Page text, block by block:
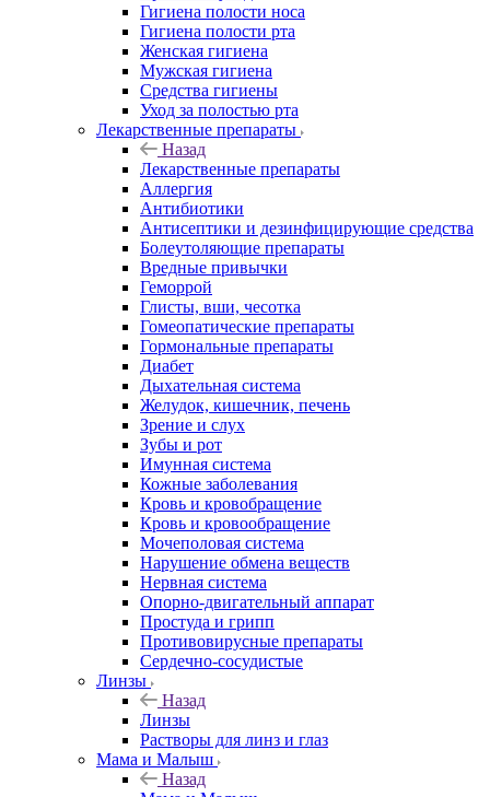
Гигиена полости носа
Гигиена полости рта
Женская гигиена
Мужская гигиена
Средства гигиены
Уход за полостью рта
Лекарственные препараты
Назад
Лекарственные препараты
Аллергия
Антибиотики
Антисептики и дезинфицирующие средства
Болеутоляющие препараты
Вредные привычки
Геморрой
Глисты, вши, чесотка
Гомеопатические препараты
Гормональные препараты
Диабет
Дыхательная система
Желудок, кишечник, печень
Зрение и слух
Зубы и рот
Имунная система
Кожные заболевания
Кровь и кровобращение
Кровь и кровообращение
Мочеполовая система
Нарушение обмена веществ
Нервная система
Опорно-двигательный аппарат
Простуда и грипп
Противовирусные препараты
Сердечно-сосудистые
Линзы
Назад
Линзы
Растворы для линз и глаз
Мама и Малыш
Назад